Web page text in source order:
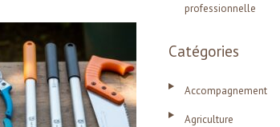
professionnelle
Catégories
Accompagnement
Agriculture